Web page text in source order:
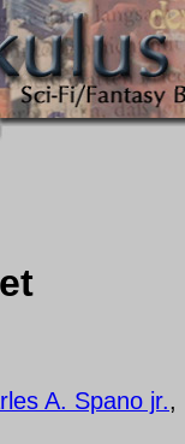
A. Spano jr.,